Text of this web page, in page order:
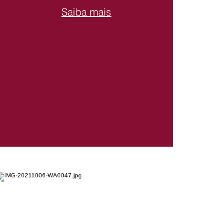
Saiba mais